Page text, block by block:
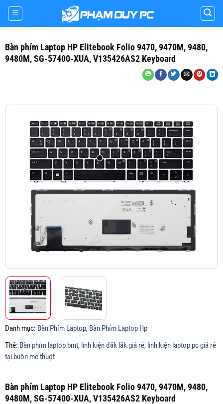
Skip
content
Bàn phím Laptop HP Elitebook Folio 9470, 9470M, 9480,
9480M, SG-57400-XUA, V135426AS2 Keyboard
Danh mục: Bàn Phím Laptop, Bàn Phím Laptop Hp
Thẻ: Bàn phím laptop bmt, linh kiện đắk lắk giá rẻ, linh kiện laptop pc giá rẻ
tại buôn mê thuột
Bàn phím Laptop HP Elitebook Folio 9470, 9470M, 9480,
9480M, SG-57400-XUA, V135426AS2 Keyboard